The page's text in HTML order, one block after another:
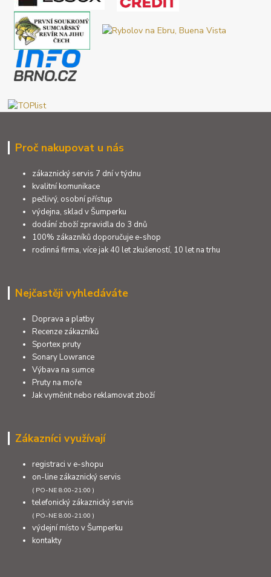
Proč nakupovat u nás
zákaznický servis 7 dní v týdnu
kvalitní komunikace
pečlivý, osobní přístup
výdejna, sklad v Šumperku
dodání zboží zpravidla do 3 dnů
100% zákazníků doporučuje e-shop
rodinná firma, více jak 40 let zkušeností, 10 let na trhu
Nejčastěji vyhledáváte
Doprava a platby
Recenze zákazníků
Sportex pruty
Sonary Lowrance
Výbava na sumce
Pruty na moře
Jak vyměnit nebo reklamovat zboží
Zákazníci využívají
registraci v e-shopu
on-line zákaznický servis
( PO-NE 8:00-21:00 )
telefonický zákaznický servis
( PO-NE 8:00-21:00 )
výdejní místo v Šumperku
kontakty